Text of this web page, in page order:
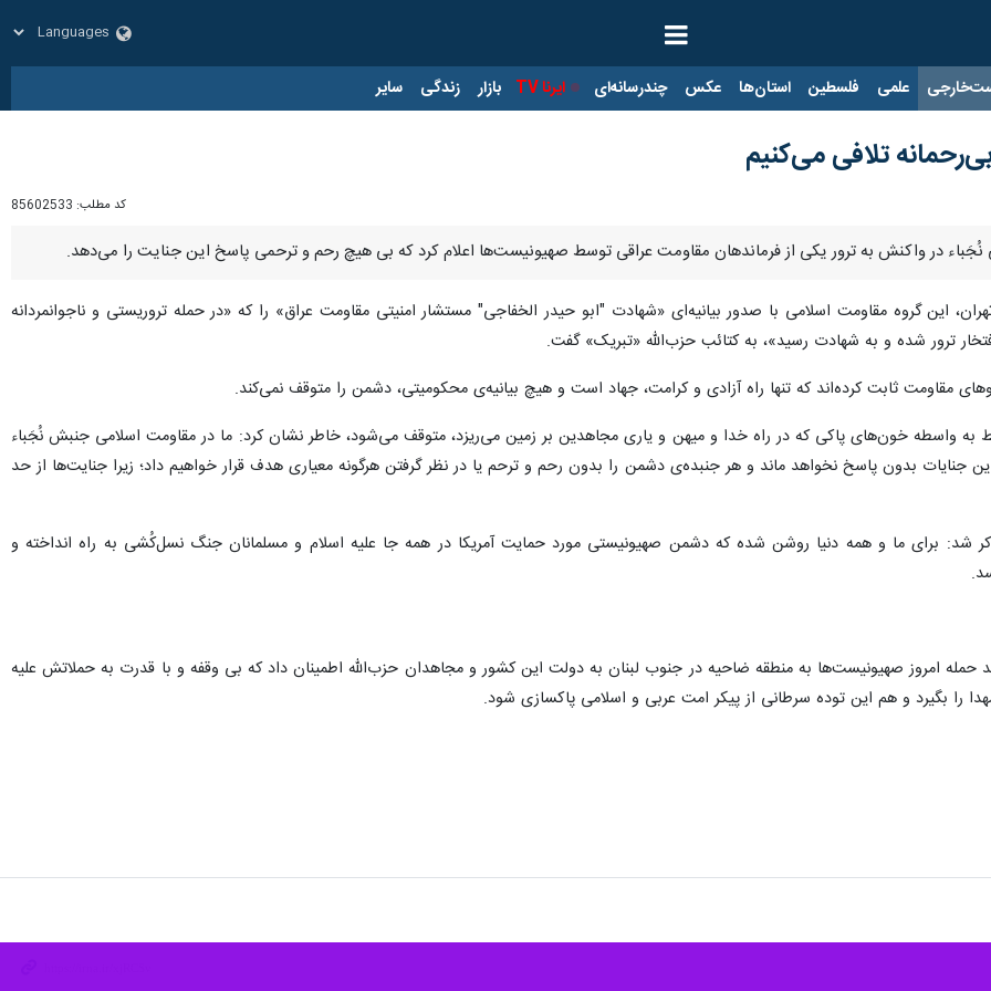
علمی فلسطین استان‌ها عکس چندرسانه‌ای ایرنا TV بازار زندگی سایر
تلافی می‌کنیم
کد مطلب: 85602533